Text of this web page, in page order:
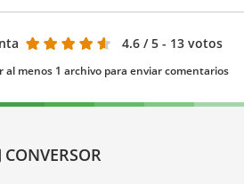
4.6 / 5 - 13 votos
al menos 1 archivo para enviar comentarios
CONVERSOR